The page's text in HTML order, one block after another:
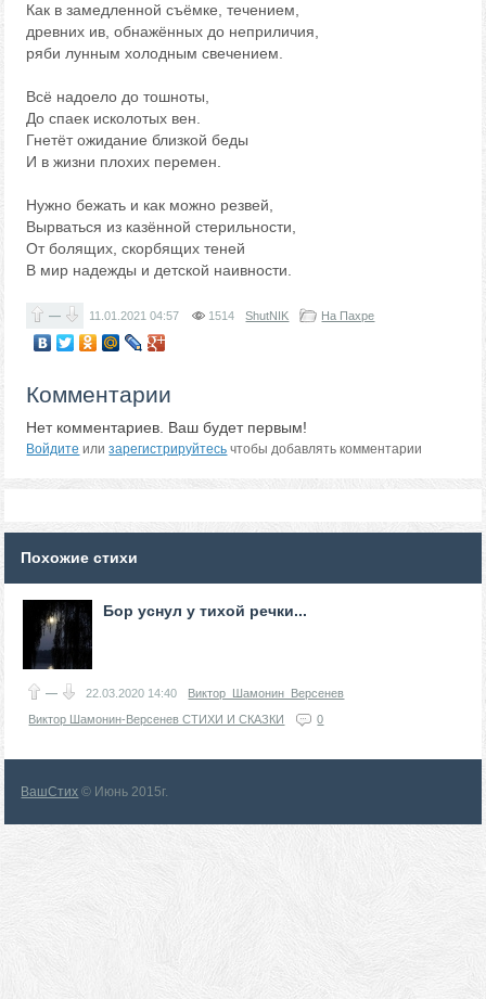
Как в замедленной съёмке, течением,
древних ив, обнажённых до неприличия,
ряби лунным холодным свечением.
Всё надоело до тошноты,
До спаек исколотых вен.
Гнетёт ожидание близкой беды
И в жизни плохих перемен.
Нужно бежать и как можно резвей,
Вырваться из казённой стерильности,
От болящих, скорбящих теней
В мир надежды и детской наивности.
— 11.01.202104:57 1514 ShutNIK На Пахре
Комментарии
Нет комментариев. Ваш будет первым!
Войдите илизарегистрируйтесь чтобы добавлять комментарии
Похожие стихи
Бор уснул у тихой речки...
— 22.03.2020 14:40
Виктор_Шамонин_Версенев
Виктор Шамонин-Версенев СТИХИ И СКАЗКИ
0
ВашСтих © Июнь 2015г.